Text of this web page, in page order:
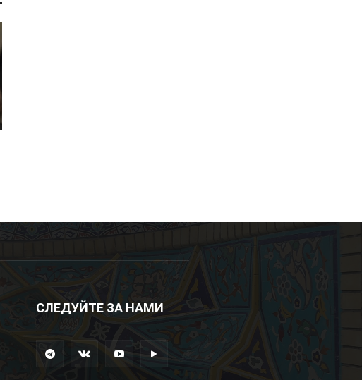
СЛЕДУЙТЕ ЗА НАМИ